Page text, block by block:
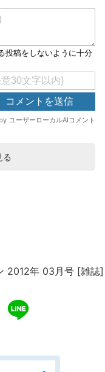
る
2012年 03月号 [雑誌]